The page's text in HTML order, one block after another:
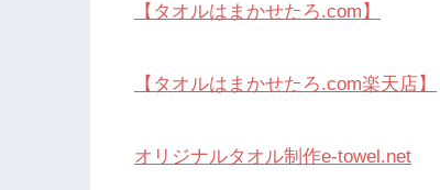
【タオルはまかせたろ.com】
【タオルはまかせたろ.com楽天店】
オリジナルタオル制作e-towel.net